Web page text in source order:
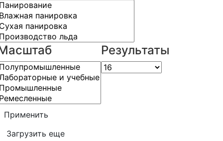
Результаты
Применить
Загрузить еще